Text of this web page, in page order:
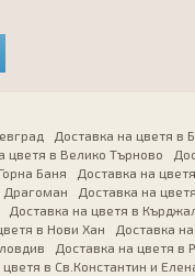
Доставка на цветя в
цветя в Велико Търново
Баня Доставка на
Драгоман Доставка на
Доставка на цветя в
в Нови Хан Доставка
Доставка на цветя в
в Св.Константин и